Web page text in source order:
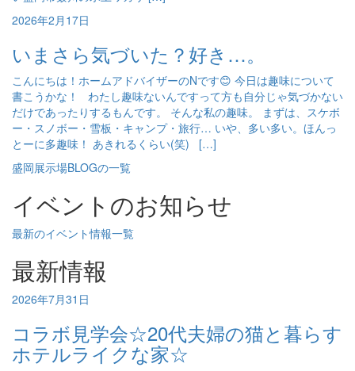
2026年2月17日
いまさら気づいた？好き…。
こんにちは！ホームアドバイザーのNです😊 今日は趣味について
書こうかな！ わたし趣味ないんですって方も自分じゃ気づかない
だけであったりするもんです。 そんな私の趣味。 まずは、スケボ
ー・スノボー・雪板・キャンプ・旅行… いや、多い多い。ほんっ
とーに多趣味！ あきれるくらい(笑) […]
盛岡展示場BLOGの一覧
イベントのお知らせ
最新のイベント情報一覧
最新情報
2026年7月31日
コラボ見学会☆20代夫婦の猫と暮らす
ホテルライクな家☆